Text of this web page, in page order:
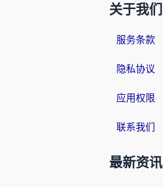
关于我们
服务条款
隐私协议
应用权限
联系我们
最新资讯